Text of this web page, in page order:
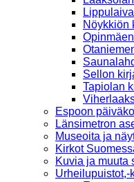
Nöykkiön
Sellon
Tapiolan
Espoon
Länsimetron
Museoita ja
Kirkot
Kuvia ja muuta
Urheilupuistot,-